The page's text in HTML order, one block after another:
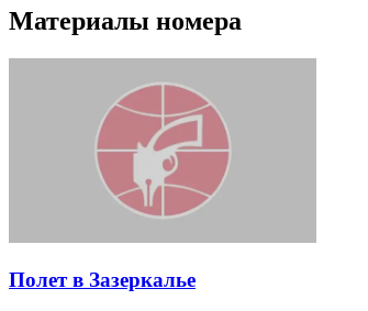
Материалы номера
Полет в Зазеркалье